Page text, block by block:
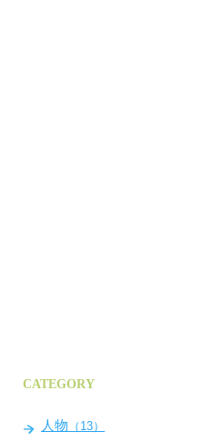
CATEGORY
人物 （13）